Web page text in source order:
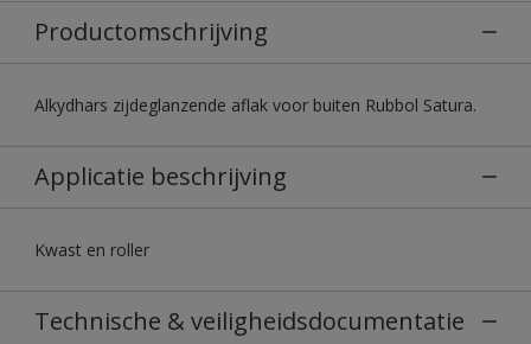
Productomschrijving
Alkydhars zijdeglanzende aflak voor buiten Rubbol Satura.
Applicatie beschrijving
Kwast en roller
Technische & veiligheidsdocumentatie